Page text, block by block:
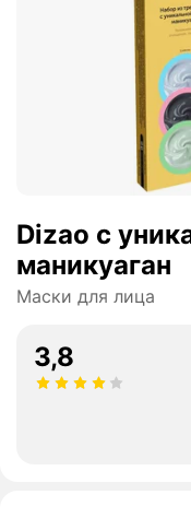
Dizao с
маникуаган
Маски для лица
3,8